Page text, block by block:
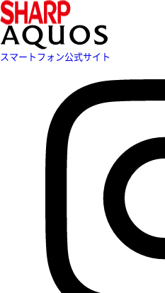
スマートフォン公式サイト